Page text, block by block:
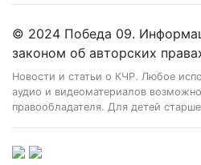
© 2024 Победа 09.
законом об авторских
Новости и статьи о КЧР. Любое
аудио и видеоматериалов
правообладателя. Для детей